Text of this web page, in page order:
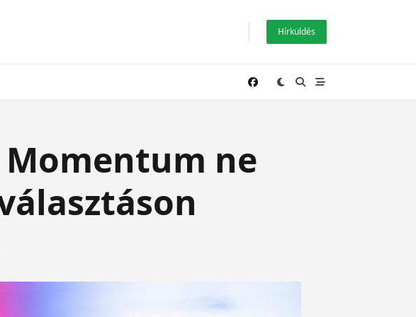
Hírküldés
Momentum ne